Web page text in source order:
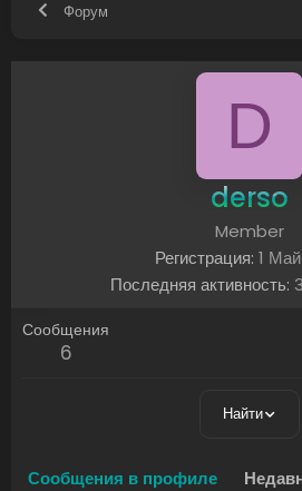
Форум
D
derso
Member
Регистрация 1
Последняя активность
Сообщения
6
Найти
Сообщения в профиле